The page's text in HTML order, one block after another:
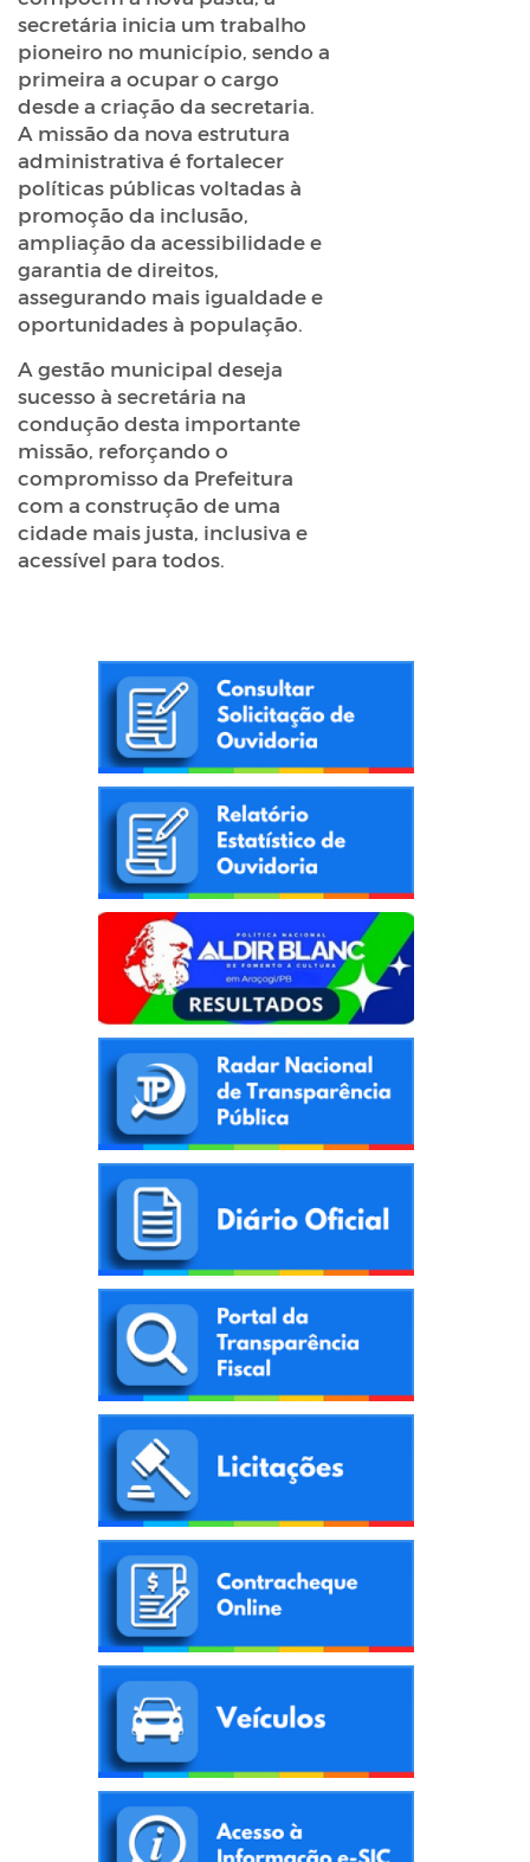
secretária inicia um trabalho
pioneiro no município, sendo a
primeira a ocupar o cargo
desde a criação da secretaria.
A missão da nova estrutura
administrativa é fortalecer
políticas públicas voltadas à
promoção da inclusão,
ampliação da acessibilidade e
garantia de direitos,
assegurando mais igualdade e
oportunidades à população.
A gestão municipal deseja
sucesso à secretária na
condução desta importante
missão, reforçando o
compromisso da Prefeitura
com a construção de uma
cidade mais justa, inclusiva e
acessível para todos.